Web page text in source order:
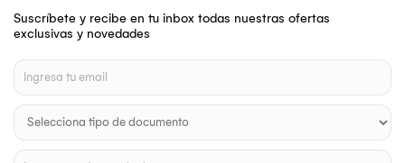
Suscríbete y recibe en tu inbox todas nuestras ofertas
exclusivas y novedades